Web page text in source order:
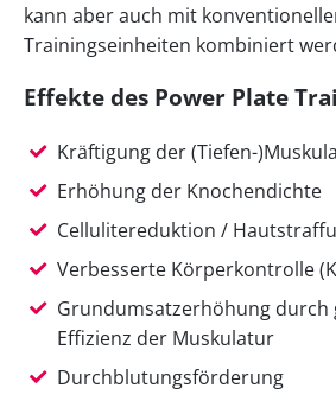
kann aber auch mit
Trainingseinheiten kombiniert
Effekte des Power Plate
Kräftigung der (Tiefen-
Erhöhung der Knochendichte
Cellulitereduktion /
Verbesserte Körperkontrolle
Grundumsatzerhöhung durch
Effizienz der Muskulatur
Durchblutungsförderung